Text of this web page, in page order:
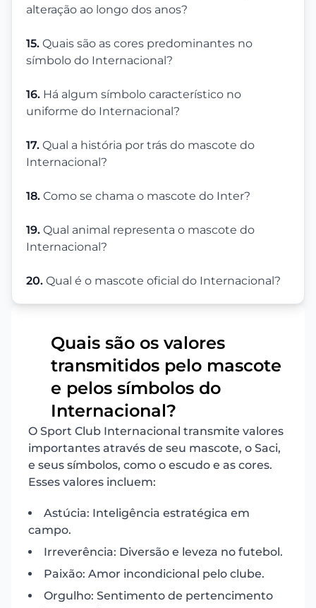
alteração ao longo dos anos?
15. Quais são as cores predominantes no
símbolo do Internacional?
16. Há algum símbolo característico no
uniforme do Internacional?
17. Qual a história por trás do mascote do
Internacional?
18. Como se chama o mascote do Inter?
19. Qual animal representa o mascote do
Internacional?
20. Qual é o mascote oficial do Internacional?
Quais são os valores
transmitidos pelo mascote
e pelos símbolos do
Internacional?
O Sport Club Internacional transmite valores
importantes através de seu mascote, o Saci,
e seus símbolos, como o escudo e as cores.
Esses valores incluem:
Astúcia: Inteligência estratégica em
campo.
Irreverência: Diversão e leveza no futebol.
Paixão: Amor incondicional pelo clube.
Orgulho: Sentimento de pertencimento